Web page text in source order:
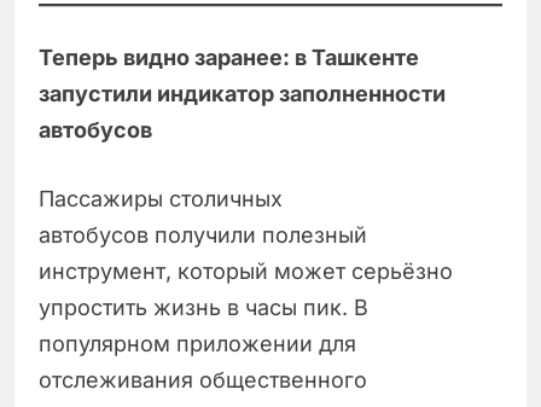
Теперь видно заранее: в Ташкенте
запустили индикатор заполненности
автобусов
Пассажиры столичных
автобусов получили полезный
инструмент, который может серьёзно
упростить жизнь в часы пик. В
популярном приложении для
отслеживания общественного